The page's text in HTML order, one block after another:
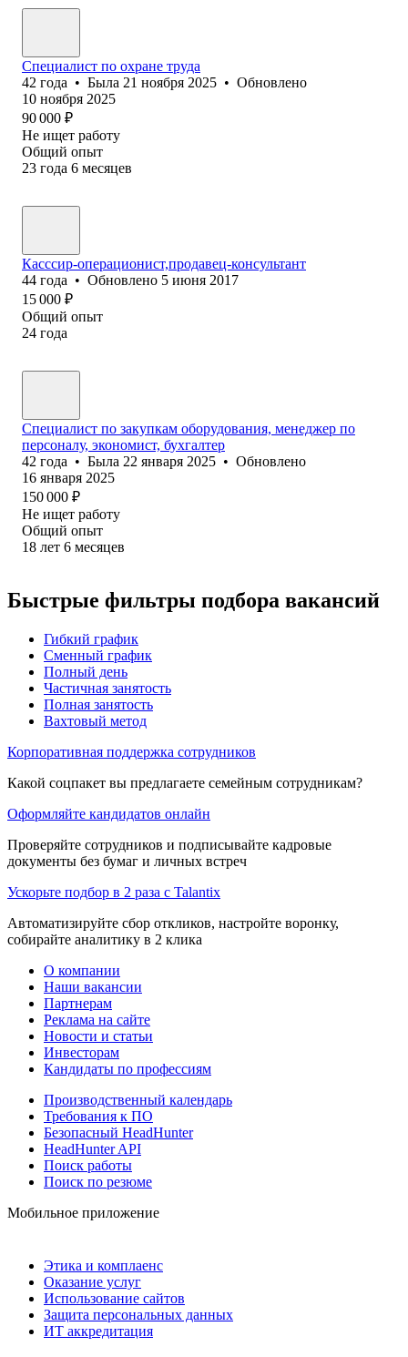
Специалист по охране труда
42 года • Была 21 ноября 2025 • Обновлено
10 ноября 2025
90 000 ₽
Не ищет работу
Общий опыт
23 года 6 месяцев
Касссир-операционист,продавец-консультант
44 года • Обновлено 5 июня 2017
15 000 ₽
Общий опыт
24 года
Специалист по закупкам оборудования, менеджер по
персоналу, экономист, бухгалтер
42 года • Была 22 января 2025 • Обновлено
16 января 2025
150 000 ₽
Не ищет работу
Общий опыт
18 лет 6 месяцев
Быстрые фильтры подбора вакансий
Гибкий график
Сменный график
Полный день
Частичная занятость
Полная занятость
Вахтовый метод
Корпоративная поддержка сотрудников
Какой соцпакет вы предлагаете семейным сотрудникам?
Оформляйте кандидатов онлайн
Проверяйте сотрудников и подписывайте кадровые
документы без бумаг и личных встреч
Ускорьте подбор в 2 раза с Talantix
Автоматизируйте сбор откликов, настройте воронку,
собирайте аналитику в 2 клика
О компании
Наши вакансии
Партнерам
Реклама на сайте
Новости и статьи
Инвесторам
Кандидаты по профессиям
Производственный календарь
Требования к ПО
Безопасный HeadHunter
HeadHunter API
Поиск работы
Поиск по резюме
Мобильное приложение
Этика и комплаенс
Оказание услуг
Использование сайтов
Защита персональных данных
ИТ аккредитация